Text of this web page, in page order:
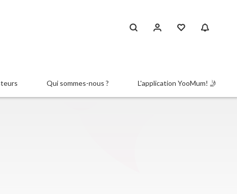
Qui sommes-nous ? L'application YooMum! 🤳